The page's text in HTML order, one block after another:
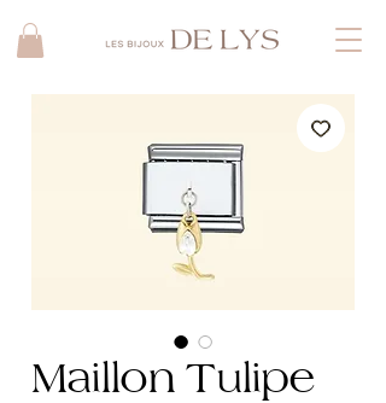
Maillon Tulipe